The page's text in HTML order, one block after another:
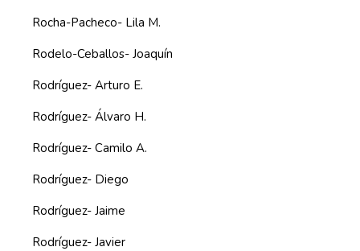
Rocha-Pacheco- Lila M.
Rodelo-Ceballos- Joaquín
Rodríguez- Arturo E.
Rodríguez- Álvaro H.
Rodríguez- Camilo A.
Rodríguez- Diego
Rodríguez- Jaime
Rodríguez- Javier